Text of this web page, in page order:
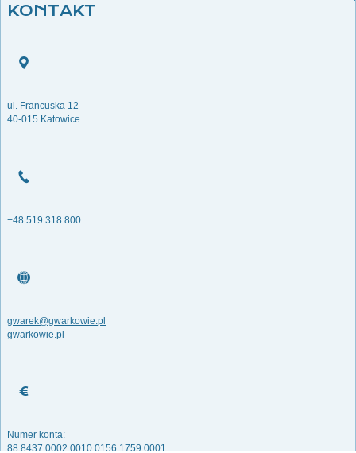
KONTAKT
ul. Francuska 12
40-015 Katowice
+48 519 318 800
gwarek@gwarkowie.pl
gwarkowie.pl
Numer konta:
88 8437 0002 0010 0156 1759 0001